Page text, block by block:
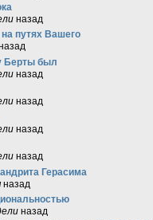
назад
путях Вашего
Берты был
назад
назад
назад
назад
Герасима
назад
назад